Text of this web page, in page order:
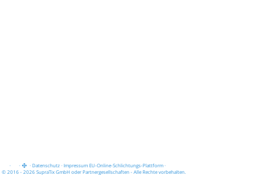
· · ·Datenschutz·Impressum EU-Online-Schlichtungs-Plattform·
© 2016 - 2026 SupraTix GmbH oder Partnergesellschaften - Alle Rechte vorbehalten.